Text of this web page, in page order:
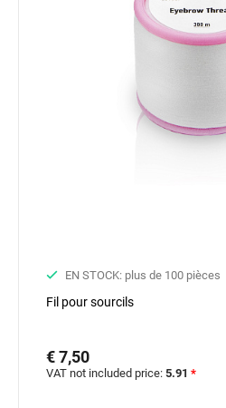
EN STOCK: plus de 100 pièces
Fil pour sourcils
€ 7,50
VAT not included price: 5.91 *